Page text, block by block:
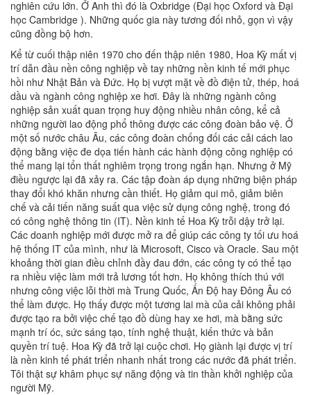
nghiên cứu lớn. Ở Anh thì đó là Oxbridge (Đại học Oxford và Đại
học Cambridge ). Những quốc gia này tương đối nhỏ, gọn vì vậy
cũng đồng bộ hơn.
Kể từ cuối thập niên 1970 cho đến thập niên 1980, Hoa Kỳ mất vị
trí dẫn đầu nền công nghiệp về tay những nền kinh tế mới phục
hồi như Nhật Bản và Đức. Họ bị vượt mặt về đồ điện tử, thép, hoá
dầu và ngành công nghiệp xe hơi. Đây là những ngành công
nghiệp sản xuất quan trọng huy động nhiều nhân công, kể cả
những người lao động phổ thông được các công đoàn bảo vệ. Ở
một số nước châu Âu, các công đoàn chống đối các cải cách lao
động bằng việc đe dọa tiến hành các hành động công nghiệp có
thể mang lại tổn thất nghiêm trọng trong ngắn hạn. Nhưng ở Mỹ
điều ngược lại đã xảy ra. Các tập đoàn áp dụng những biện pháp
thay đổi khó khăn nhưng cần thiết. Họ giảm qui mô, giảm biên
chế và cải tiến năng suất qua việc sử dụng công nghệ, trong đó
có công nghệ thông tin (IT). Nền kinh tế Hoa Kỳ trỗi dậy trở lại.
Các doanh nghiệp mới được mở ra để giúp các công ty tối ưu hoá
hệ thống IT của mình, như là Microsoft, Cisco và Oracle. Sau một
khoảng thời gian điều chỉnh đầy đau đớn, các công ty có thể tạo
ra nhiều việc làm mới trả lương tốt hơn. Họ không thích thú với
nhưng công việc lỗi thời mà Trung Quốc, Ấn Độ hay Đông Âu có
thể làm được. Họ thấy được một tương lai mà của cải không phải
được tạo ra bởi việc chế tạo đồ dùng hay xe hơi, mà bằng sức
mạnh trí óc, sức sáng tạo, tính nghệ thuật, kiến thức và bản
quyền trí tuệ. Hoa Kỳ đã trở lại cuộc chơi. Họ giành lại được vị trí
là nền kinh tế phát triển nhanh nhất trong các nước đã phát triển.
Tôi thật sự khâm phục sự năng động và tin thần khởi nghiệp của
người Mỹ.